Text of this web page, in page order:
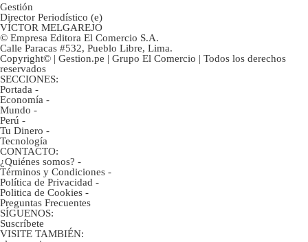
Gestión
Director Periodístico (e)
VÍCTOR MELGAREJO
© Empresa Editora El Comercio S.A.
Calle Paracas #532, Pueblo Libre, Lima.
Copyright© | Gestion.pe | Grupo El Comercio | Todos los derechos
reservados
SECCIONES:
Portada -
Economía -
Mundo -
Perú -
Tu Dinero -
Tecnología
CONTACTO:
¿Quiénes somos? -
Términos y Condiciones -
Política de Privacidad -
Politica de Cookies -
Preguntas Frecuentes
SÍGUENOS:
Suscríbete
VISITE TAMBIÉN: